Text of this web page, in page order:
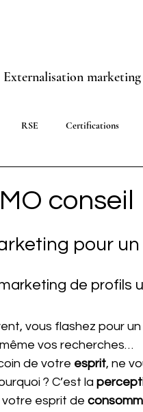
Externalisation marketing
RSE Certifications
conseil
pour un
de profils
vous flashez pour un
vos recherches…
de votre esprit, ne
? C’est la
votre esprit de